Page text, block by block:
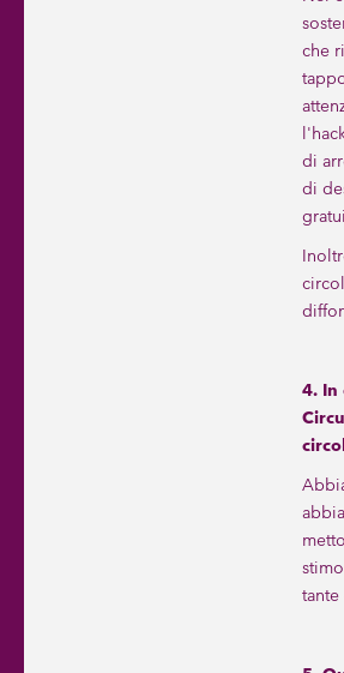
che
di
di
4. In